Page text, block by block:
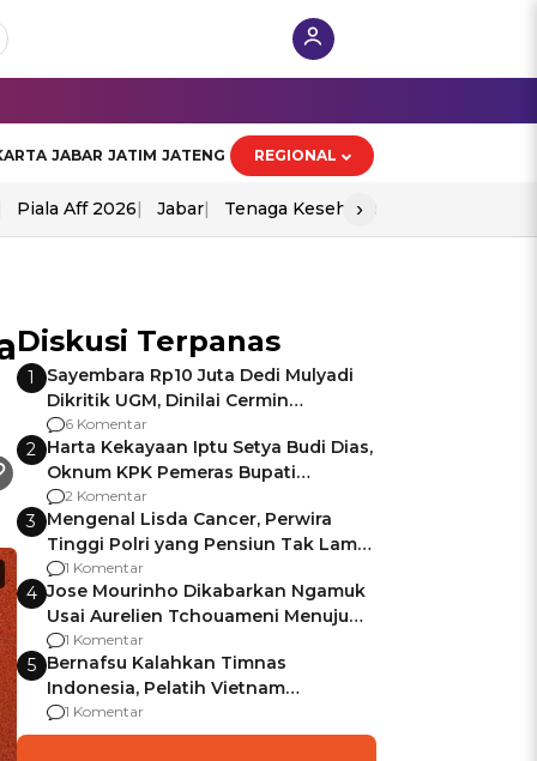
JABAR JATIM JATENG REGIONAL
Piala Aff 2026 Jabar Tenaga Kesehatan
›
Diskusi Terpanas
1
Sayembara Rp10 Juta Dedi Mulyadi
Dikritik UGM, Dinilai Cermin
Gagalnya Negara Jamin Keamanan
6 Komentar
2 Harta Kekayaan Iptu Setya Budi Dias,
Oknum KPK Pemeras Bupati
Pemalang
2 Komentar
3 Mengenal Lisda Cancer, Perwira
Tinggi Polri yang Pensiun Tak Lama
Usai Jadi Brigjen
1 Komentar
4 Jose Mourinho Dikabarkan Ngamuk
Usai Aurelien Tchouameni Menuju
Manchester United
1 Komentar
5 Bernafsu Kalahkan Timnas
Indonesia, Pelatih Vietnam
Berencana Pakai Jimat di Pakansari
1 Komentar